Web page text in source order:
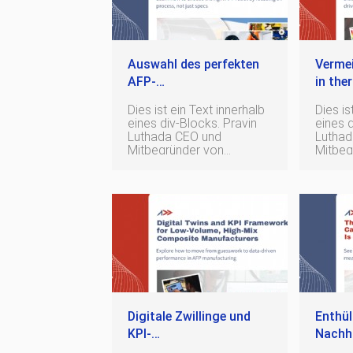
Materialien, die als
Weltraumwissensc
Auswahl des perfekten
AFP-
für Experten
Dies ist ein Text innerhalb
eines div-Blocks. Pravin
Luthada CEO und
Mitbegründer von
Addcomposites-Blogs
Erkenntnisse aus einer
herausragenden Karriere
im Bereich fortschrittlicher
Materialien, die als
Weltraumwissenschaftl
in
Dies
eines
Luthada CEO
im
Digitale Zwillinge und
KPI-